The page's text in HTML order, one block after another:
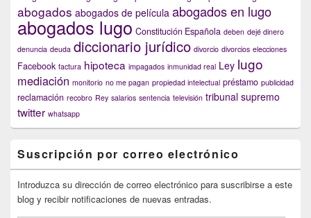
abogados abogados de película abogados en lugo
abogados lugo Constitución Española deben dejé dinero
denuncia deuda diccionario jurídico divorcio divorcios elecciones
Facebook factura hipoteca impagados inmunidad real Ley lugo
mediación monitorio no me pagan propiedad intelectual préstamo publicidad
reclamación recobro Rey salarios sentencia televisión tribunal supremo
twitter whatsapp
Suscripción por correo electrónico
Introduzca su dirección de correo electrónico para suscribirse a este
blog y recibir notificaciones de nuevas entradas.